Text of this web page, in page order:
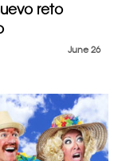
reto
June 26